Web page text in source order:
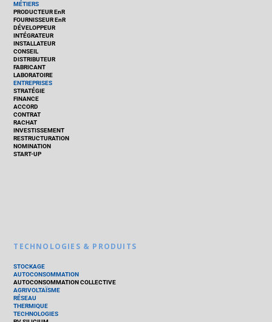
MÉTIERS
PRODUCTEUR EnR
FOURNISSEUR EnR
DÉVELOPPEUR
INTÉGRATEUR
INSTALLATEUR
CONSEIL
DISTRIBUTEUR
FABRICANT
LABORATOIRE
ENTREPRISES
STRATÉGIE
FINANCE
ACCORD
CONTRAT
RACHAT
INVESTISSEMENT
RESTRUCTURATION
NOMINATION
START-UP
TECHNOLOGIES & PRODUITS
STOCKAGE
AUTOCONSOMMATION
AUTOCONSOMMATION COLLECTIVE
AGRIVOLTAÏSME
RÉSEAU
THERMIQUE
TECHNOLOGIES